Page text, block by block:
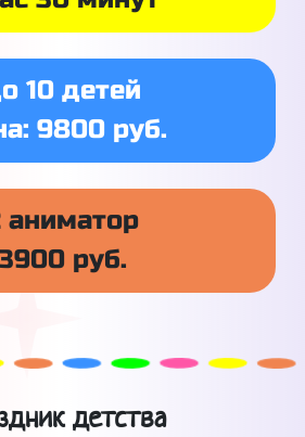
10 детей
9800 руб.
аниматор
руб.
детства